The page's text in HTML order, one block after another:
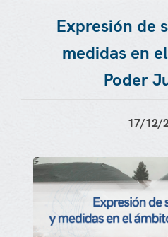
Expresión de
medidas en
Poder
17/12/